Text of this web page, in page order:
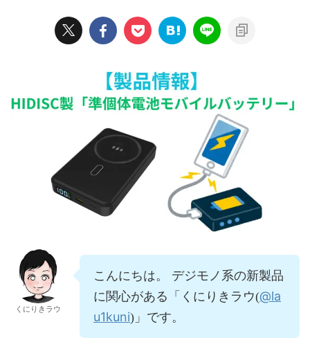
くにりきラウ
こんにちは。 デジモノ系の新製品
に関心がある「くにりきラウ(@la
u1kuni)」です。